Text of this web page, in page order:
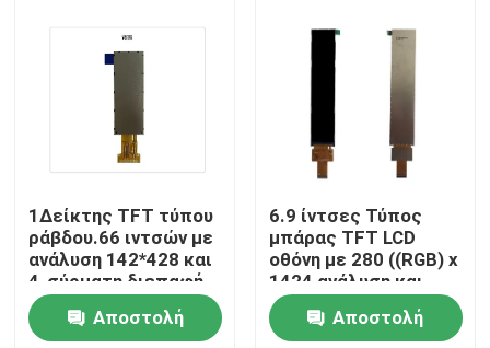
Σπίτι
1Δείκτης TFT τύπου
ράβδου.66 ιντσών με
ανάλυση 142*428 και
4-σύρματη διεπαφή
SPI Driving IC NV3007
Αποστολή
6.9 ίντσες Τύπος
μπάρας TFT LCD
οθόνη με 280 ((RGB) x
1424 ανάλυση και
MIPI διεπαφή για
βιομηχανική χρήση
Αποστολή